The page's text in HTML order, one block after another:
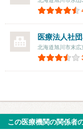
医療法人社団
北海道旭川市末広
この医療機関の関係者